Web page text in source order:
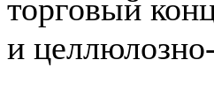
торговый
и